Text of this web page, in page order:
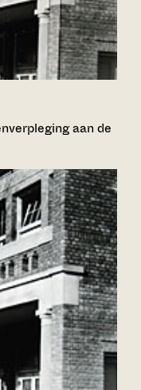
aan de